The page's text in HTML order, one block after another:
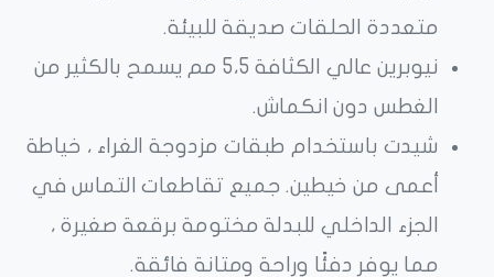
متعددة الحلقات صديقة للبيئة.
نيوبرين عالي الكثافة 5،5 مم يسمح بالكثير من
الغطس دون انكماش.
شيدت باستخدام طبقات مزدوجة الغراء ، خياطة
أعمى من خيطين. جميع تقاطعات التماس في
الجزء الداخلي للبدلة مختومة برقعة صغيرة ،
مما يوفر دفئًا وراحة ومتانة فائقة.